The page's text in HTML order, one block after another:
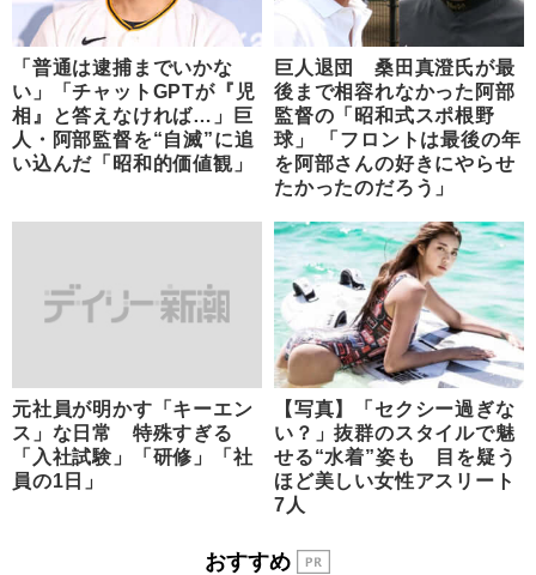
「普通は逮捕までいかな
い」「チャットGPTが『児
相』と答えなければ…」巨
人・阿部監督を“自滅”に追
い込んだ「昭和的価値観」
巨人退団 桑田真澄氏が最
後まで相容れなかった阿部
監督の「昭和式スポ根野
球」 「フロントは最後の年
を阿部さんの好きにやらせ
たかったのだろう」
元社員が明かす「キーエン
ス」な日常 特殊すぎる
「入社試験」「研修」「社
員の1日」
【写真】「セクシー過ぎな
い？」抜群のスタイルで魅
せる“水着”姿も 目を疑う
ほど美しい女性アスリート
7人
おすすめ